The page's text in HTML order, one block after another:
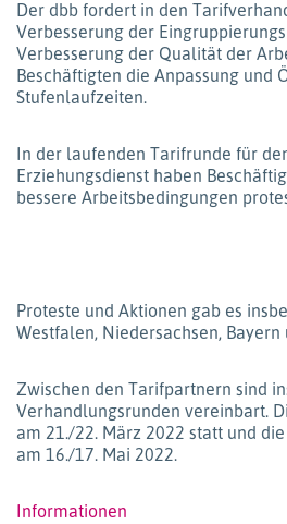
Der dbb fordert in den
Verbesserung der
Verbesserung der Qualität der
Beschäftigten die Anpassung und
Stufenlaufzeiten.
In der laufenden Tarifrunde für
Erziehungsdienst haben
bessere Arbeitsbedingungen
Proteste und Aktionen gab es
Westfalen, Niedersachsen, Bayern
Zwischen den Tarifpartnern sind
Verhandlungsrunden vereinbart.
am 21./22. März 2022 statt und
am 16./17. Mai 2022.
Informationen